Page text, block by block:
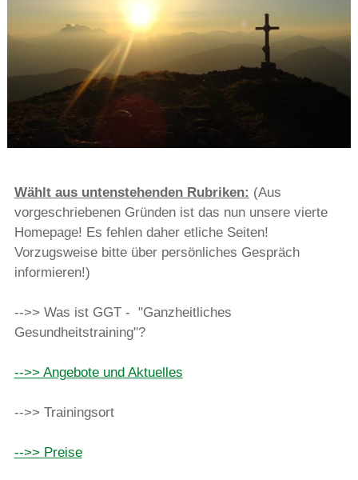
Wählt aus untenstehenden Rubriken: (Aus
vorgeschriebenen Gründen ist das nun unsere vierte
Homepage! Es fehlen daher etliche Seiten!
Vorzugsweise bitte über persönliches Gespräch
informieren!)
-->> Was ist GGT - "Ganzheitliches
Gesundheitstraining"?
-->> Angebote und Aktuelles
-->> Trainingsort
-->> Preise